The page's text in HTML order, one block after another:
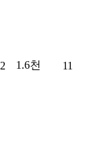
1.6천 11